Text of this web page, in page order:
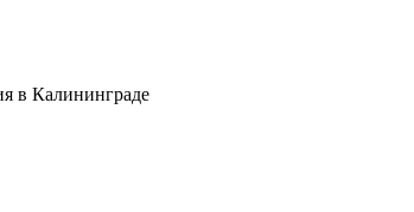
в Калининграде